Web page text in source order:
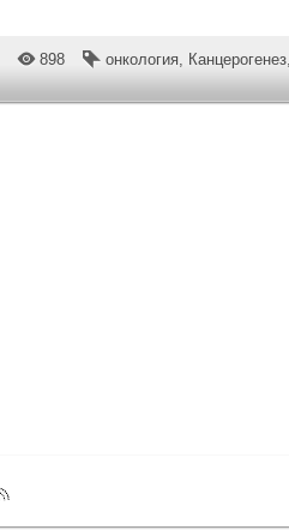
898 онкология, Канцерогенез,